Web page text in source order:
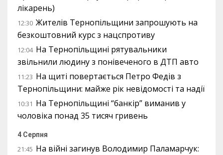
лікарень)
12:30 Жителів Тернопільщини запрошують на
безкоштовний курс з нацспротиву
12:04 На Тернопільщині рятувальники
звільнили людину з понівеченого в ДТП авто
11:23 На щиті повертається Петро Федів з
Тернопільщини: майже рік невідомості та надії
10:31 На Тернопільщині “банкір” виманив у
чоловіка понад 35 тисяч гривень
4 Серпня
21:45 На війні загинув Володимир Паламарчук: